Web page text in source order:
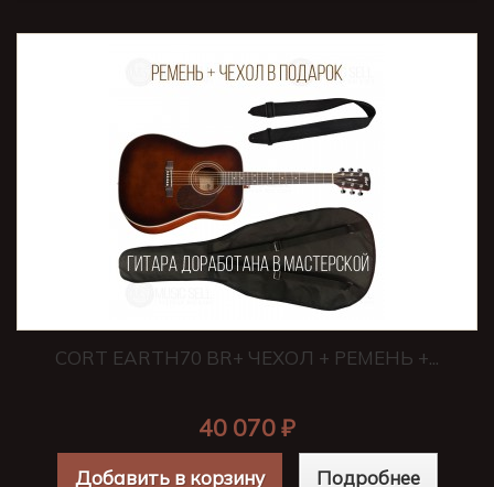
CORT EARTH70 BR+ ЧЕХОЛ + РЕМЕНЬ +...
40 070 ₽
Добавить в корзину Подробнее